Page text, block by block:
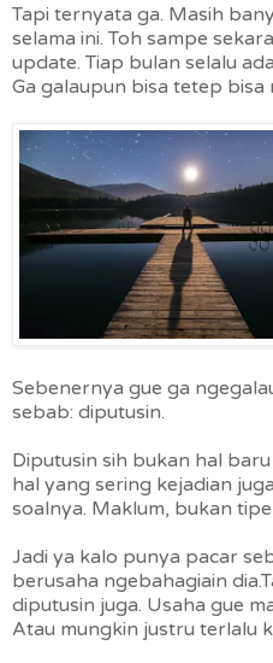
Tapi ternyata ga. Masih
selama ini. Toh sampe
update. Tiap bulan selalu
Ga galaupun bisa tetep bisa
Sebenernya gue ga
sebab: diputusin.
Diputusin sih bukan hal
hal yang sering kejadian
soalnya. Maklum, bukan
Jadi ya kalo punya pacar
berusaha ngebahagiain
diputusin juga. Usaha gue
Atau mungkin justru terlalu